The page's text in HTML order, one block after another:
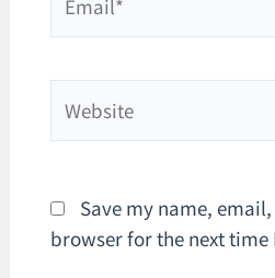
Save my name,
browser for the next time